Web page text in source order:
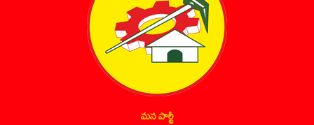
మన పార్టీ